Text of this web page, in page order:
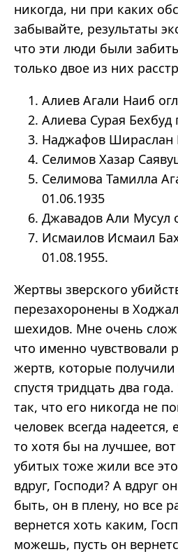
никогда, ни при каких
забывайте, результаты
что эти люди были
только двое из них
Алиев Агали Наиб
Алиева Сурая Бехбуд
Наджафов Шираслан
Селимов Хазар
Селимова Тамилла
01.06.1935
Джавадов Али Мусул
Исмаилов Исмаил
01.08.1955.
Жертвы зверского
перезахоронены в
шехидов. Мне очень
что именно чувствовали
жертв, которые
спустя тридцать два
так, что его никогда не
человек всегда надеется,
то хотя бы на лучшее,
убитых тоже жили все
вдруг, Господи? А вдруг
быть, он в плену, но все
вернется хоть каким,
можешь, пусть он